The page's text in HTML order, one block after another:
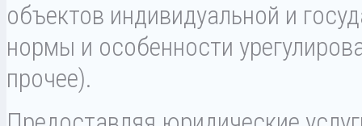
объектов индивидуальной и
нормы и особенности
прочее).